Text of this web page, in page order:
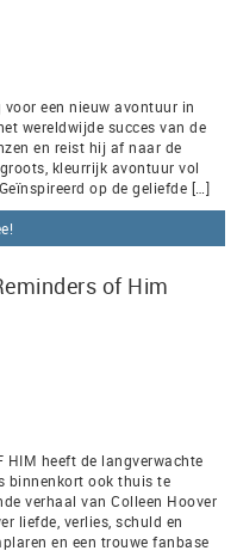
een nieuw avontuur in
wereldwijde succes van de
en reist hij af naar de
kleurrijk avontuur vol
op de geliefde […]
of Him
HIM heeft de langverwachte
binnenkort ook thuis te
verhaal van Colleen Hoover
liefde, verlies, schuld en
en een trouwe fanbase